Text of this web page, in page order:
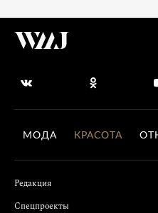
МОДА КРАСОТА
Редакция
Спецпроекты